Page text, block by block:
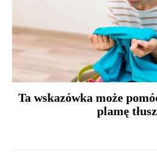
Ta wskazówka może
plamę